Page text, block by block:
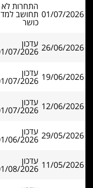
01/07/2026
התחרות לא
תחושב למד
כושר
26/06/2026 עדכון
07/2026
19/06/2026 עדכון
07/2026
12/06/2026 עדכון
07/2026
29/05/2026 עדכון
06/2026
11/05/2026 עדכון
08/2026